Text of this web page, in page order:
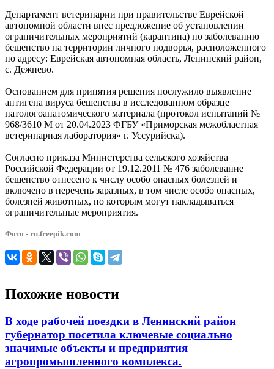
Департамент ветеринарии при правительстве Еврейской
автономной области внес предложение об установлении
ограничительных мероприятий (карантина) по заболеванию
бешенство на территории личного подворья, расположенного
по адресу: Еврейская автономная область, Ленинский район,
с. Дежнево.
Основанием для принятия решения послужило выявление
антигена вируса бешенства в исследованном образце
патологоанатомического материала (протокол испытаний №
968/3610 М от 20.04.2023 ФГБУ «Приморская межобластная
ветеринарная лаборатория» г. Уссурийска).
Согласно приказа Министерства сельского хозяйства
Российской Федерации от 19.12.2011 № 476 заболевание
бешенство отнесено к числу особо опасных болезней и
включено в перечень заразных, в том числе особо опасных,
болезней животных, по которым могут накладываться
ограничительные мероприятия.
Фото - ru.freepik.com
Похожие новости
В ходе рабочей поездки в Ленинский район
губернатор посетила ключевые социально
значимые объекты и предприятия
агропромышленного комплекса.